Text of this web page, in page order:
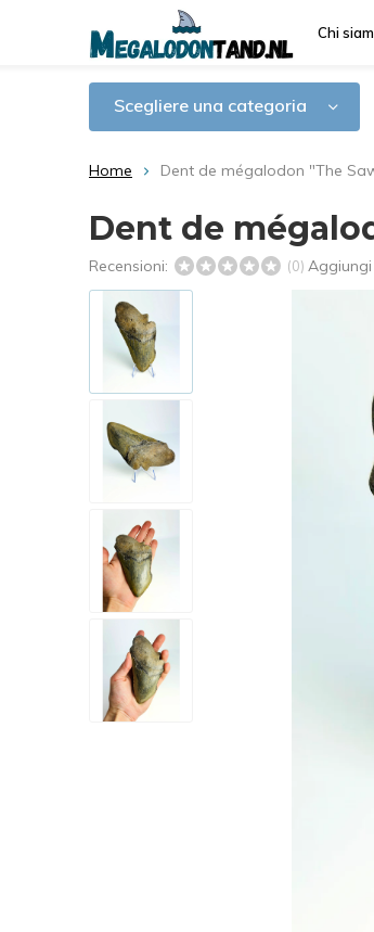
Chi
Scegliere una categoria
Home Dent de mégalodon "The
Dent de
Recensioni: (0)